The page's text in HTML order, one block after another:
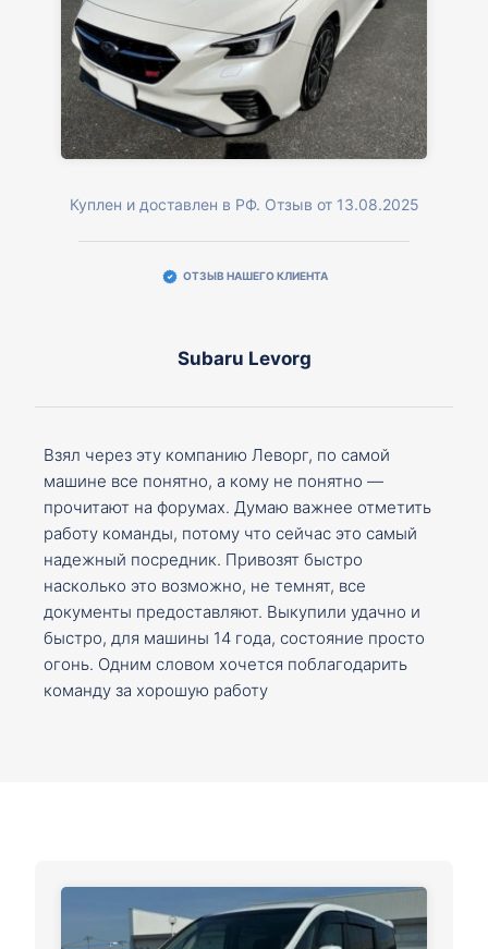
Куплен и доставлен в РФ. Отзыв от 13.08.2025
ОТЗЫВ НАШЕГО КЛИЕНТА
Subaru Levorg
Взял через эту компанию Леворг, по самой
машине все понятно, а кому не понятно —
прочитают на форумах. Думаю важнее отметить
работу команды, потому что сейчас это самый
надежный посредник. Привозят быстро
насколько это возможно, не темнят, все
документы предоставляют. Выкупили удачно и
быстро, для машины 14 года, состояние просто
огонь. Одним словом хочется поблагодарить
команду за хорошую работу